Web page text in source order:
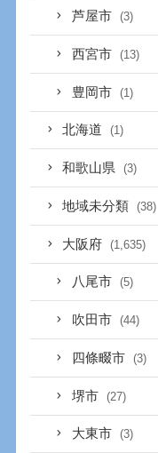
芦屋市 (3)
西宮市 (13)
豊岡市 (1)
北海道 (1)
和歌山県 (3)
地域未分類 (38)
大阪府 (1,635)
八尾市 (5)
吹田市 (44)
四條畷市 (3)
堺市 (27)
大東市 (3)